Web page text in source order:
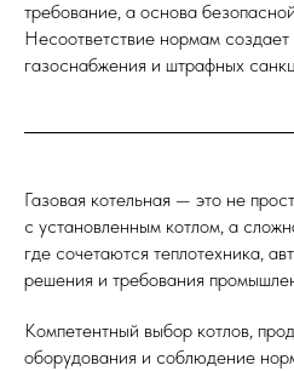
требование, а основа
Несоответствие нормам
газоснабжения и штрафных
Газовая котельная — это не
с установленным котлом, а
где сочетаются теплотехника,
решения и требования
Компетентный выбор котлов,
оборудования и соблюдение